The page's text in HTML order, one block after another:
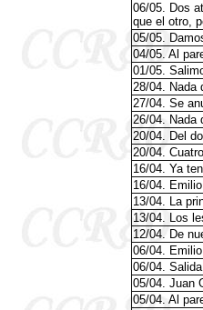
06/05. Dos
que el otro,
05/05.
04/05. Al
01/05.
28/04. Nada
27/04. Se
26/04. Nada
20/04. Del
20/04.
16/04. Ya
16/04.
13/04. La
13/04. Los
12/04. De
06/04.
06/04.
05/04. Juan
05/04. Al